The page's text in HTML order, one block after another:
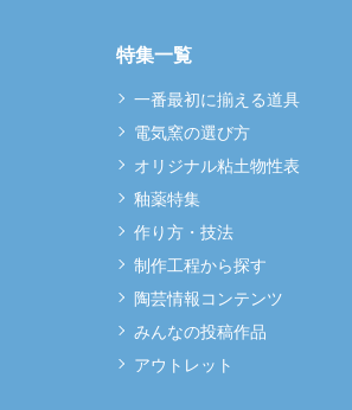
特集一覧
一番最初に揃える道具
電気窯の選び方
オリジナル粘土物性表
釉薬特集
作り方・技法
制作工程から探す
陶芸情報コンテンツ
みんなの投稿作品
アウトレット